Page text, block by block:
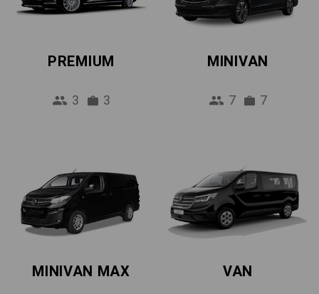
PREMIUM
3 3
MINIVAN
7 7
MINIVAN MAX VAN